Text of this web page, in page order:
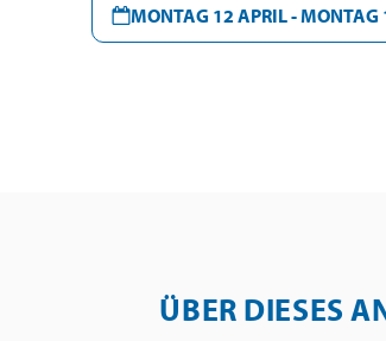
MONTAG 12 APRIL - MONTAG
ÜBER DIESES